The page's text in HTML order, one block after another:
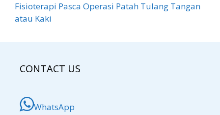
Fisioterapi Pasca Operasi Patah Tulang Tangan
atau Kaki
CONTACT US
WhatsApp